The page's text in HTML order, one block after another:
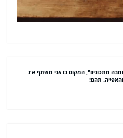
מתכונים", המקום בו אני משתף את
תהנו!